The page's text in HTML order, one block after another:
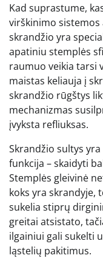
Kad suprastume,
virškinimo
skrandžio yra
apatiniu stemplės
raumuo veikia tarsi
maistas keliauja į
skrandžio rūgštys
mechanizmas
įvyksta refliuksas.
Skrandžio sultys
funkcija – skaidyti
Stemplės gleivinė
koks yra skrandyje,
sukelia stiprų
greitai atsistato,
ilgainiui gali sukelti
ląstelių pakitimus.